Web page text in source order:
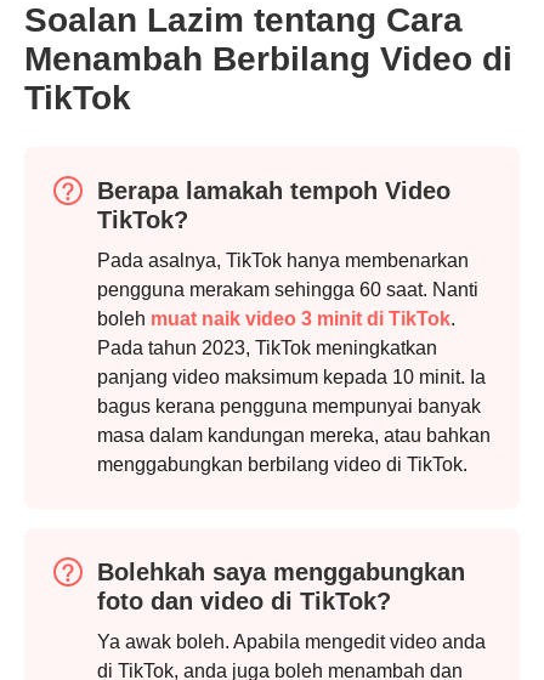
Soalan Lazim tentang Cara
Menambah Berbilang Video di
TikTok
Berapa lamakah tempoh Video
TikTok?
Pada asalnya, TikTok hanya membenarkan
pengguna merakam sehingga 60 saat. Nanti
boleh muat naik video 3 minit di TikTok.
Pada tahun 2023, TikTok meningkatkan
panjang video maksimum kepada 10 minit. Ia
bagus kerana pengguna mempunyai banyak
masa dalam kandungan mereka, atau bahkan
menggabungkan berbilang video di TikTok.
Bolehkah saya menggabungkan
foto dan video di TikTok?
Ya awak boleh. Apabila mengedit video anda
di TikTok, anda juga boleh menambah dan